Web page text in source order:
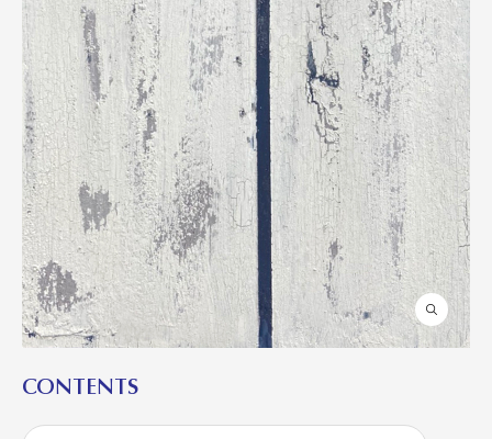
CONTENTS